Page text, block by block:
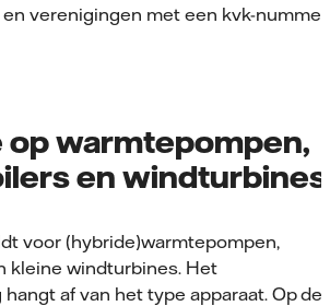
verenigingen met een kvk-nummer.
op warmtepompen,
en windturbines
voor (hybride)warmtepompen,
kleine windturbines. Het
af van het type apparaat. Op de